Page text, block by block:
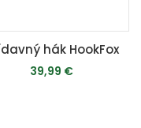
hák HookFox
39,99 €